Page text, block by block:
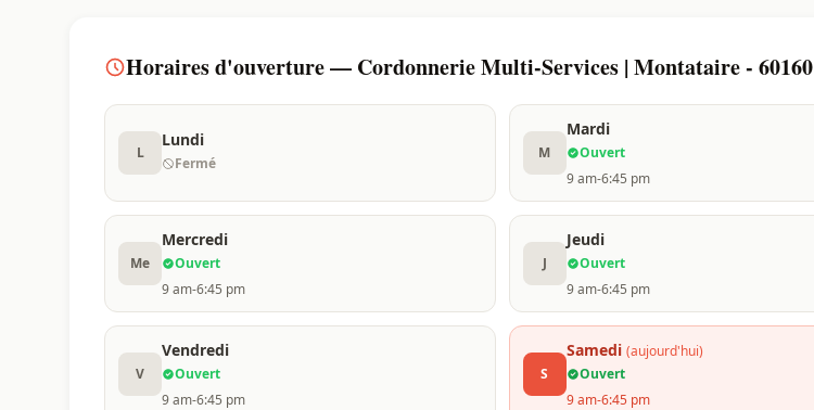
Horaires d'ouverture — Cordonnerie Multi-Services | Montataire - 60160
L
Lundi
Fermé
M
Mardi
Ouvert
9 am-6:45 pm
Me
Mercredi
Ouvert
9 am-6:45 pm
J
Jeudi
Ouvert
9 am-6:45 pm
V
Vendredi
Ouvert
9 am-6:45 pm
S
Samedi (aujourd'hui)
Ouvert
9 am-6:45 pm